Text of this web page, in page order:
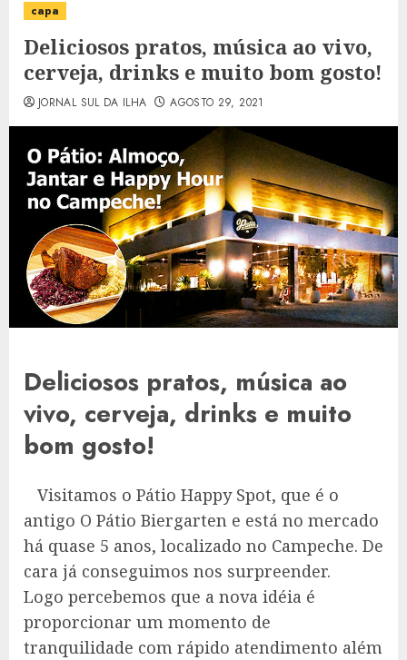
capa
Deliciosos pratos, música ao vivo,
cerveja, drinks e muito bom gosto!
JORNAL SUL DA ILHA AGOSTO 29, 2021
Deliciosos pratos, música ao
vivo, cerveja, drinks e muito
bom gosto!
Visitamos o Pátio Happy Spot, que é o
antigo O Pátio Biergarten e está no mercado
há quase 5 anos, localizado no Campeche. De
cara já conseguimos nos surpreender.
Logo percebemos que a nova idéia é
proporcionar um momento de
tranquilidade com rápido atendimento além